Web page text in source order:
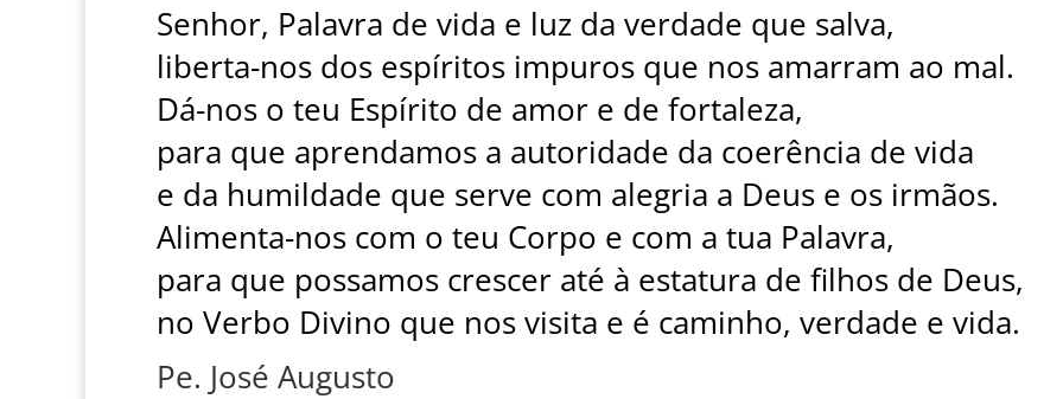
Senhor, Palavra de vida e luz da verdade que salva,
liberta-nos dos espíritos impuros que nos amarram ao mal.
Dá-nos o teu Espírito de amor e de fortaleza,
para que aprendamos a autoridade da coerência de vida
e da humildade que serve com alegria a Deus e os irmãos.
Alimenta-nos com o teu Corpo e com a tua Palavra,
para que possamos crescer até à estatura de filhos de Deus,
no Verbo Divino que nos visita e é caminho, verdade e vida.
Pe. José Augusto